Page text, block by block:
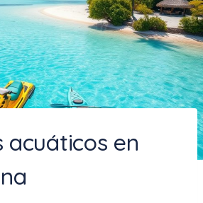
acuáticos en